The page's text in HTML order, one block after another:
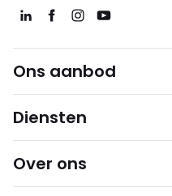
Ons aanbod
Diensten
Over ons